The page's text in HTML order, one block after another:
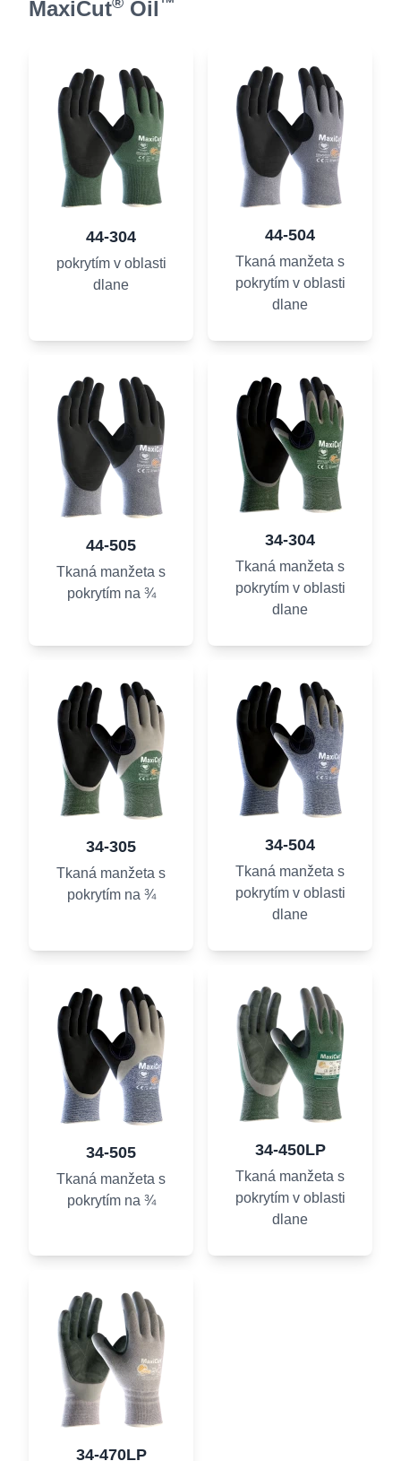
MaxiCut Oil
44-304
pokrytím v oblasti
dlane
44-504
Tkaná manžeta s
pokrytím v oblasti
dlane
44-505
Tkaná manžeta s
pokrytím na ¾
34-304
Tkaná manžeta s
pokrytím v oblasti
dlane
34-305
Tkaná manžeta s
pokrytím na ¾
34-504
Tkaná manžeta s
pokrytím v oblasti
dlane
34-505
Tkaná manžeta s
pokrytím na ¾
34-450LP
Tkaná manžeta s
pokrytím v oblasti
dlane
34-470LP